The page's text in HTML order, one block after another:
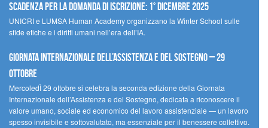
scadenza per la domanda di iscrizione: 1° dicembre 2025
UNICRI e LUMSA Human Academy organizzano la Winter School sulle
sfide etiche e i diritti umani nell’era dell’IA.
Giornata internazionale dell’assistenza e del sostegno – 29
ottobre
MercoledÌ 29 ottobre si celebra la seconda edizione della Giornata
Internazionale dell’Assistenza e del Sostegno, dedicata a riconoscere il
valore umano, sociale ed economico del lavoro assistenziale — un lavoro
spesso invisibile e sottovalutato, ma essenziale per il benessere collettivo.